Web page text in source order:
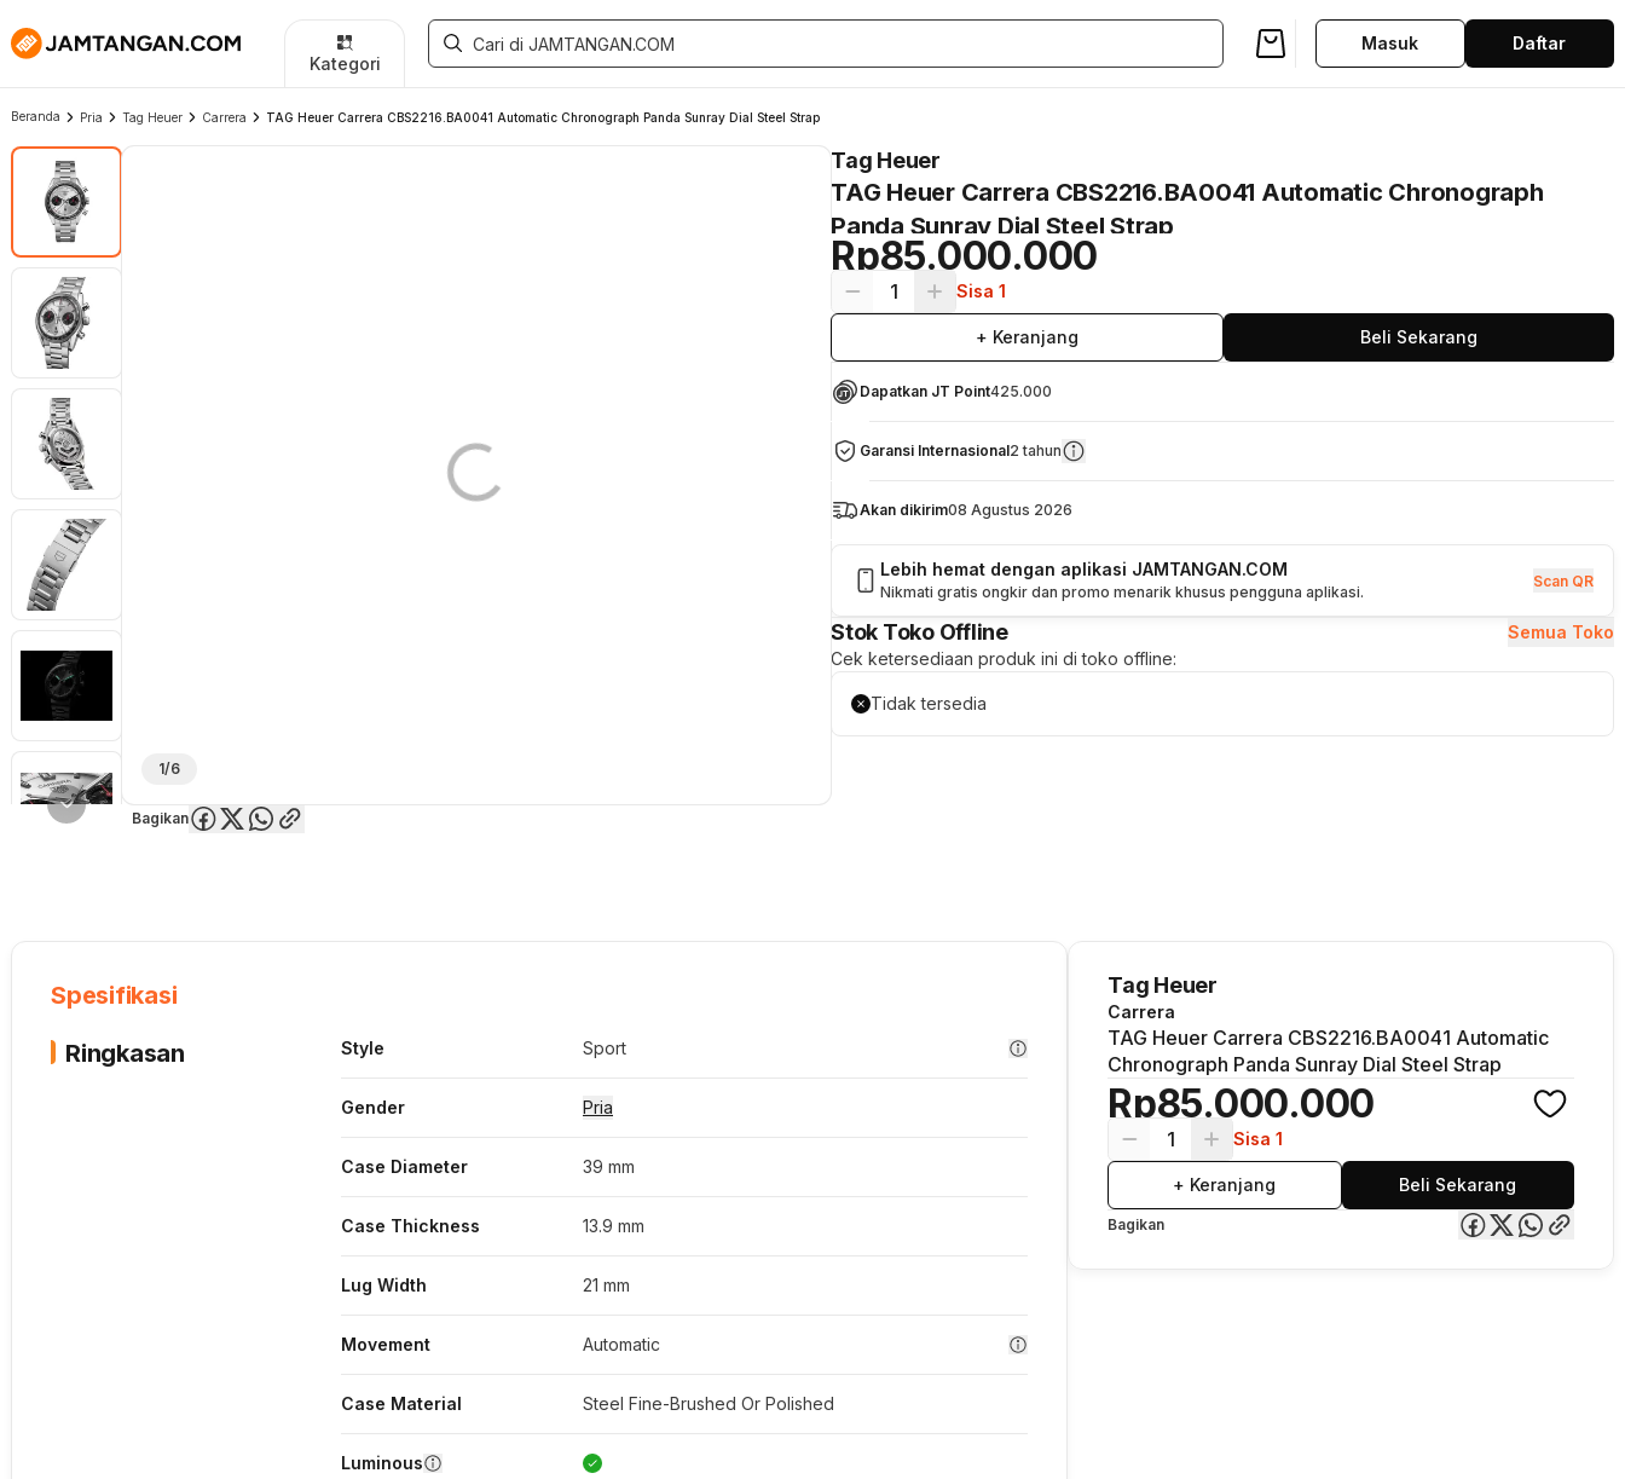
Kategori
Masuk Daftar
Beranda Pria Tag Heuer Carrera TAG Heuer Carrera CBS2216.BA0041 Automatic Chronograph Panda Sunray Dial Steel Strap
1/6
Bagikan
Tag Heuer
TAG Heuer Carrera CBS2216.BA0041 Automatic Chronograph
Panda Sunray Dial Steel Strap
Rp85.000.000
1 Sisa 1
+ Keranjang Beli Sekarang
Dapatkan JT Point425.000
Garansi Internasional2 tahun
Akan dikirim08 Agustus 2026
Lebih hemat dengan aplikasi JAMTANGAN.COM
Nikmati gratis ongkir dan promo menarik khusus pengguna aplikasi.
Scan QR
Stok Toko Offline
Semua Toko
Cek ketersediaan produk ini di toko offline:
Tidak tersedia
Spesifikasi
Ringkasan
Style Sport
Gender Pria
Case Diameter 39 mm
Case Thickness 13.9 mm
Lug Width 21 mm
Movement Automatic
Case Material Steel Fine-Brushed Or Polished
Luminous
Tag Heuer
Carrera
TAG Heuer Carrera CBS2216.BA0041 Automatic
Chronograph Panda Sunray Dial Steel Strap
Rp85.000.000
1 Sisa 1
+ Keranjang Beli Sekarang
Bagikan